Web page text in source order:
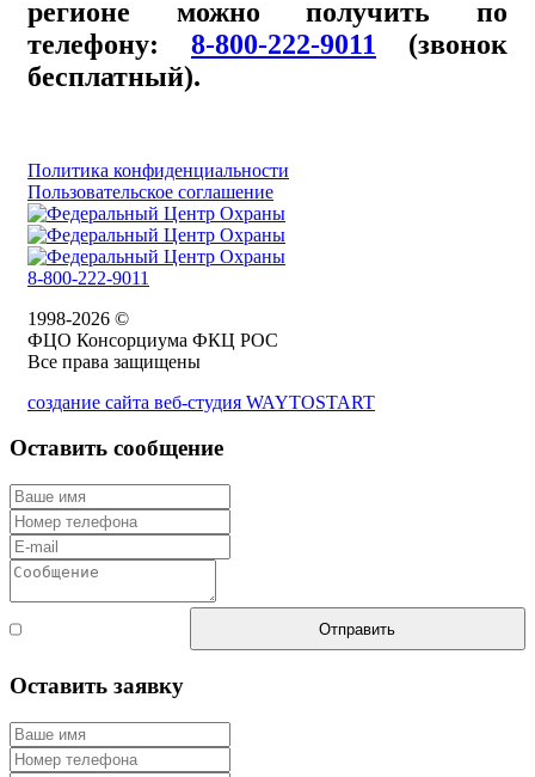
регионе можно получить по
телефону: 8-800-222-9011 (звонок
бесплатный).
Политика конфиденциальности
Пользовательское соглашение
8-800-222-9011
1998-2026 ©
ФЦО Консорциума ФКЦ РОС
Все права защищены
создание сайта веб-студия WAYTOSTART
Оставить сообщение
Отправить
Оставить заявку